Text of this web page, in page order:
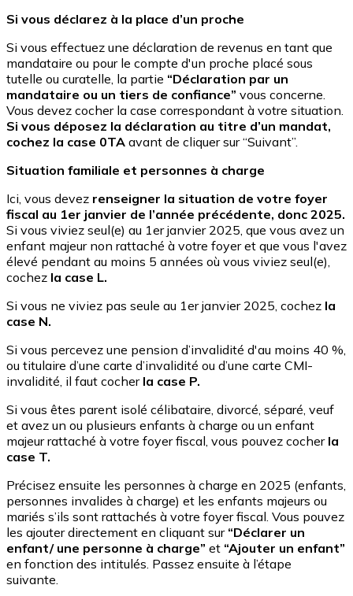
Si vous déclarez à la place d’un proche
Si vous effectuez une déclaration de revenus en tant que
mandataire ou pour le compte d'un proche placé sous
tutelle ou curatelle, la partie “Déclaration par un
mandataire ou un tiers de confiance” vous concerne.
Vous devez cocher la case correspondant à votre situation.
Si vous déposez la déclaration au titre d’un mandat,
cochez la case 0TA avant de cliquer sur “Suivant”.
Situation familiale et personnes à charge
Ici, vous devez renseigner la situation de votre foyer
fiscal au 1er janvier de l’année précédente, donc 2025.
Si vous viviez seul(e) au 1er janvier 2025, que vous avez un
enfant majeur non rattaché à votre foyer et que vous l'avez
élevé pendant au moins 5 années où vous viviez seul(e),
cochez la case L.
Si vous ne viviez pas seule au 1er janvier 2025, cochez la
case N.
Si vous percevez une pension d’invalidité d'au moins 40 %,
ou titulaire d’une carte d’invalidité ou d’une carte CMI-
invalidité, il faut cocher la case P.
Si vous êtes parent isolé célibataire, divorcé, séparé, veuf
et avez un ou plusieurs enfants à charge ou un enfant
majeur rattaché à votre foyer fiscal, vous pouvez cocher la
case T.
Précisez ensuite les personnes à charge en 2025 (enfants,
personnes invalides à charge) et les enfants majeurs ou
mariés s’ils sont rattachés à votre foyer fiscal. Vous pouvez
les ajouter directement en cliquant sur “Déclarer un
enfant/ une personne à charge” et “Ajouter un enfant”
en fonction des intitulés. Passez ensuite à l’étape
suivante.